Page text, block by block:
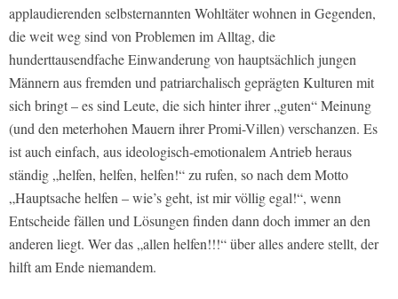
applaudierenden selbsternannten Wohltäter wohnen in Gegenden,
die weit weg sind von Problemen im Alltag, die
hunderttausendfache Einwanderung von hauptsächlich jungen
Männern aus fremden und patriarchalisch geprägten Kulturen mit
sich bringt – es sind Leute, die sich hinter ihrer „guten“ Meinung
(und den meterhohen Mauern ihrer Promi-Villen) verschanzen. Es
ist auch einfach, aus ideologisch-emotionalem Antrieb heraus
ständig „helfen, helfen, helfen!“ zu rufen, so nach dem Motto
„Hauptsache helfen – wie’s geht, ist mir völlig egal!“, wenn
Entscheide fällen und Lösungen finden dann doch immer an den
anderen liegt. Wer das „allen helfen!!!“ über alles andere stellt, der
hilft am Ende niemandem.